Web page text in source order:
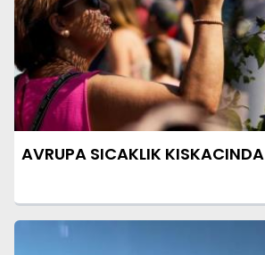
AVRUPA SICAKLIK KISKACINDA